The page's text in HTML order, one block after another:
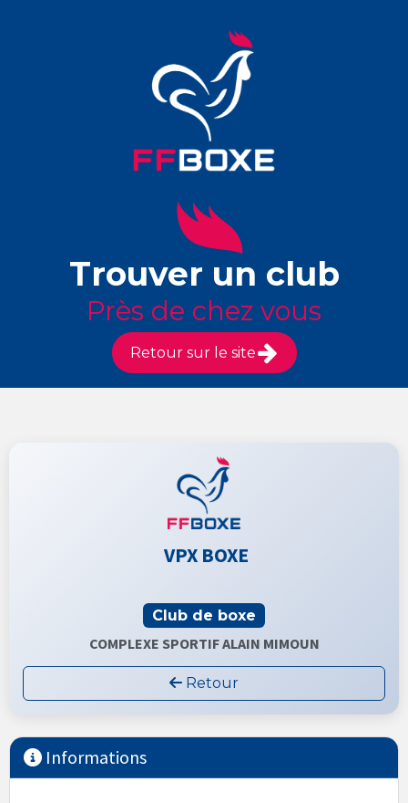
Trouver un club
Près de chez vous
Retour sur le site
VPX BOXE
Club de boxe
COMPLEXE SPORTIF ALAIN MIMOUN
Retour
Informations